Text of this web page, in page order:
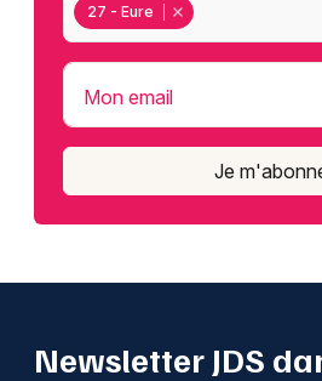
27 - Eure
Mon email
Je
Newsletter JDS